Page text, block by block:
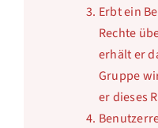
Erbt ein
Rechte
erhält er
Gruppe
er dieses